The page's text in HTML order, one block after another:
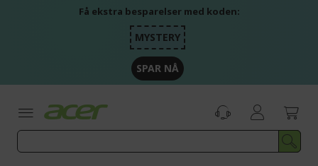
Få ekstra besparelser med koden:
MYSTERY
SPAR NÅ